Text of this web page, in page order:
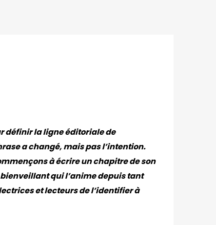
définir la ligne éditoriale de
a changé, mais pas l’intention.
à écrire un chapitre de son
qui l’anime depuis tant
et lecteurs de l’identifier à